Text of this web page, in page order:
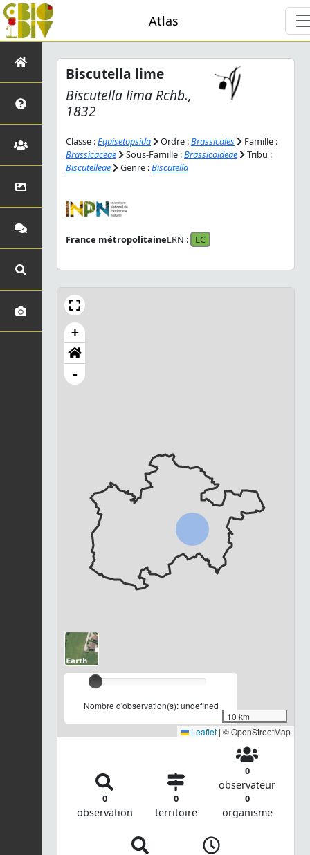
Atlas
Biscutella lime
Biscutella limaRchb.,
1832
Classe :Equisetopsida Ordre :Brassicales
Famille :
Brassicaceae
Sous-Famille :Brassicoideae
Tribu :
Biscutelleae
Genre :Biscutella
France métropolitaineLRN : LC
+
-
Nombre d'observation(s): undefined
10 km
Leaflet | © OpenStreetMap
0
observation
0
territoire
0
observateur
0
organisme